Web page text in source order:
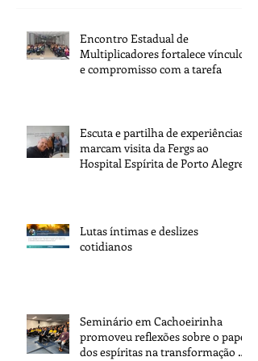
Encontro Estadual de
Multiplicadores fortalece vínculos
e compromisso com a tarefa
Escuta e partilha de experiências
marcam visita da Fergs ao
Hospital Espírita de Porto Alegre
Lutas íntimas e deslizes
cotidianos
Seminário em Cachoeirinha
promoveu reflexões sobre o papel
dos espíritas na transformação da